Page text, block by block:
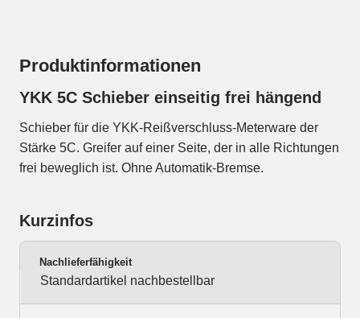
Produktinformationen
YKK 5C Schieber einseitig frei hängend
Schieber für die YKK-Reißverschluss-Meterware der
Stärke 5C. Greifer auf einer Seite, der in alle Richtungen
frei beweglich ist. Ohne Automatik-Bremse.
Kurzinfos
Nachlieferfähigkeit
Standardartikel nachbestellbar